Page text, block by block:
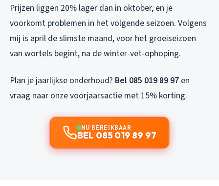
Prijzen liggen 20% lager dan in oktober, en je
voorkomt problemen in het volgende seizoen. Volgens
mij is april de slimste maand, voor het groeiseizoen
van wortels begint, na de winter-vet-ophoping.
Plan je jaarlijkse onderhoud? Bel 085 019 89 97 en
vraag naar onze voorjaarsactie met 15% korting.
NU BEREIKBAAR
BEL 085 019 89 97